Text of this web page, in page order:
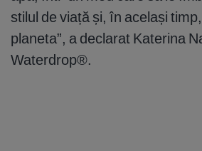
stilul de viață și, în același
planeta”, a declarat Katerina
Waterdrop®.